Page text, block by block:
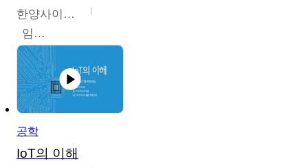
한양사이버대학교
임동균
공학
IoT의 이해